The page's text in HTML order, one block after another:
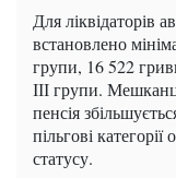
Для ліквідаторів
встановлено
групи, 16 522
ІІІ групи.
пенсія
пільгові
статусу.